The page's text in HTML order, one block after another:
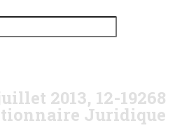
2013, 12-19268
Juridique